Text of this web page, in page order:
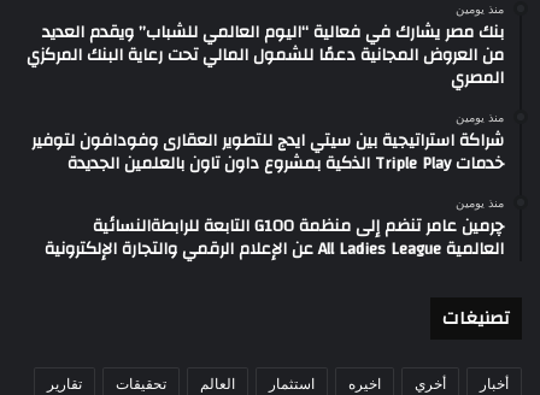
منذ يومين
بنك مصر يشارك في فعالية “اليوم العالمي للشباب” ويقدم العديد
من العروض المجانية دعمًا للشمول المالي تحت رعاية البنك المركزي
المصري
منذ يومين
شراكة استراتيجية بين سيتي ايدج للتطوير العقارى وفودافون لتوفير
خدمات Triple Play الذكية بمشروع داون تاون بالعلمين الجديدة
منذ يومين
چرمين عامر تنضم إلى منظمة G100 التابعة للرابطةالنسائية
العالمية All Ladies League عن الإعلام الرقمي والتجارة الإلكترونية
تصنيغات
أخبار أخري اخيره استثمار العالم تحقيقات تقارير